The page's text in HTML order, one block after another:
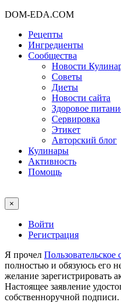
DOM-EDA.COM
Рецепты
Ингредиенты
Сообщества
Новости
Советы
Диеты
Новости сайта
Здоровое
Сервировка
Этикет
Авторский блог
Кулинары
Активность
Помощь
×
Войти
Регистрация
Я прочел Пользовательское
полностью и обязуюсь его
желание зарегистрировать
Настоящее заявление
собственноручной подписи.